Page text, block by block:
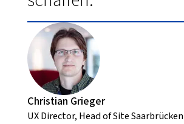
Christian Grieger
UX Director, Head of Site Saarbrücken